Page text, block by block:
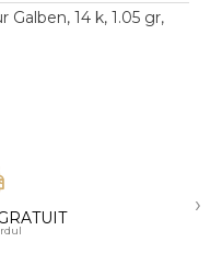
Galben, 14 k, 1.05 gr,
›